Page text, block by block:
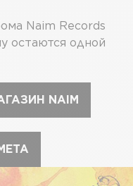
Naim Records
остаются одной
NAIM